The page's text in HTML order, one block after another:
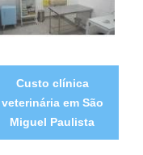
Custo clínica
veterinária em São
Miguel Paulista